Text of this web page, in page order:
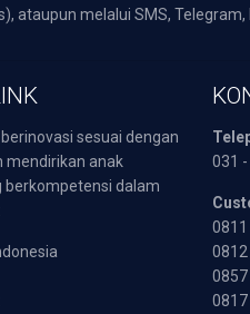
ataupun melalui SMS, Telegram,
sesuai dengan
mendirikan anak
berkompetensi dalam
031
0817